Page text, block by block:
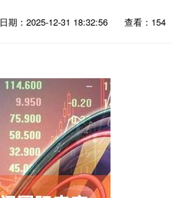
日期：2025-12-31 18:32:56 查看：154